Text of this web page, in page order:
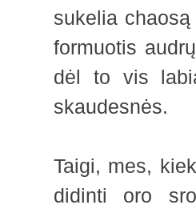
sukelia
formuotis
dėl to vis
skaudesnės.
Taigi, mes,
didinti oro